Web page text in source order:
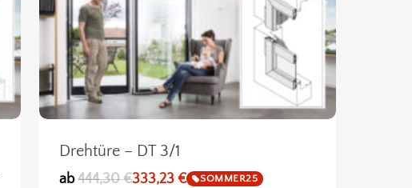
Drehtüre – DT 3/1
ab 444,30€333,23€ SOMMER25